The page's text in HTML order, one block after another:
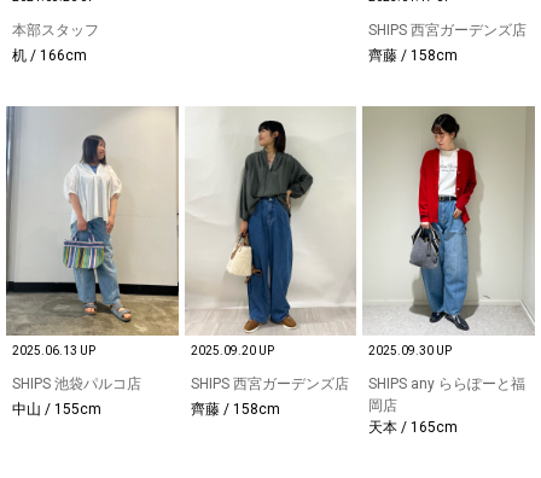
本部スタッフ
机 / 166cm
SHIPS 西宮ガーデンズ店
齊藤 / 158cm
2025.06.13 UP
SHIPS 池袋パルコ店
中山 / 155cm
2025.09.20 UP
SHIPS 西宮ガーデンズ店
齊藤 / 158cm
2025.09.30 UP
SHIPS any ららぽーと福
岡店
天本 / 165cm